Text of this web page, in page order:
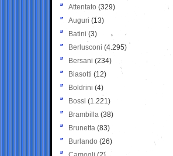
Attentato (329)
Auguri (13)
Batini (3)
Berlusconi (4.295)
Bersani (234)
Biasotti (12)
Boldrini (4)
Bossi (1.221)
Brambilla (38)
Brunetta (83)
Burlando (26)